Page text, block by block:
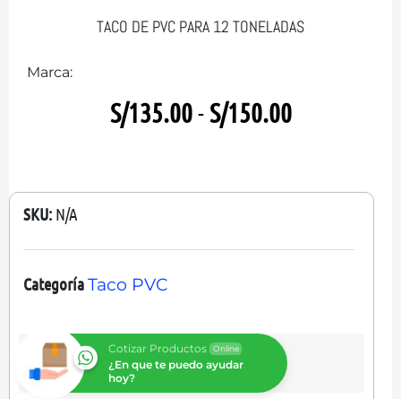
TACO DE PVC PARA 12 TONELADAS
Marca:
S/135.00- S/150.00
SKU: N/A
CategoríaTaco PVC
Cotizar Productos Online
¿En que te puedo ayudar
hoy?